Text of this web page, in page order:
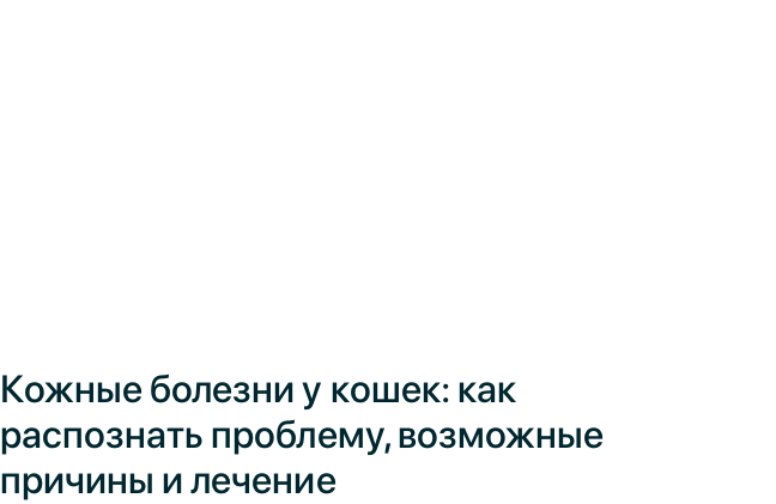
Кожные болезни у кошек: как
распознать проблему, возможные
причины и лечение